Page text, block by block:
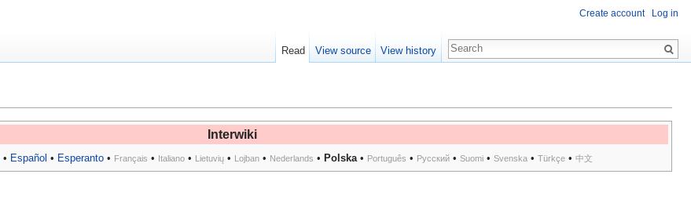
Interwiki
• Español • Esperanto• Français • Italiano• Lietuvių• Lojban• Nederlands • Polska• Português • Русский• Suomi• Svenska• Türkçe• 中文
Create account Log in
Read View source View history